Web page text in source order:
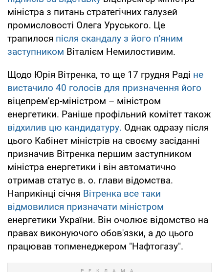
міністра з питань стратегічних галузей
промисловості Олега Уруського. Це
трапилося після скандалу з його п'яним
заступником Віталієм Немилостивим.
Щодо Юрія Вітренка, то ще 17 грудня Раді не
вистачило 40 голосів для призначення його
віцепрем'єр-міністром – міністром
енергетики. Раніше профільний комітет також
відхилив цю кандидатуру. Однак одразу після
цього Кабінет міністрів на своєму засіданні
призначив Вітренка першим заступником
міністра енергетики і він автоматично
отримав статус в. о. глави відомства.
Наприкінці січня Вітренка все таки
відмовилися призначати міністром
енергетики України. Він очолює відомство на
правах виконуючого обов'язки, а до цього
працював топменеджером "Нафтогазу".